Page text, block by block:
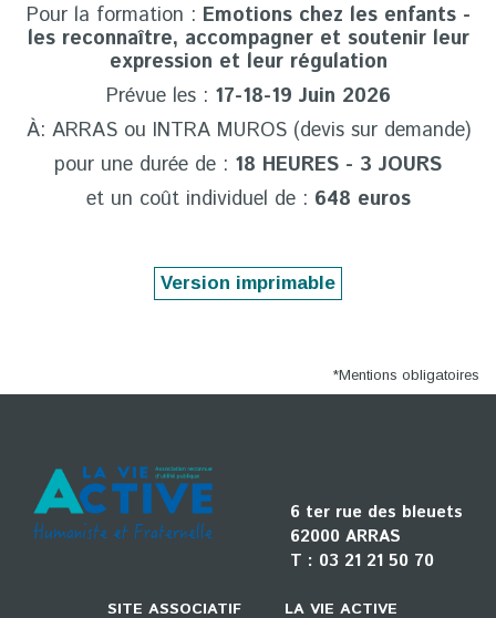
Pour la formation : Emotions chez les enfants -
les reconnaître, accompagner et soutenir leur
expression et leur régulation
Prévue les : 17-18-19 Juin 2026
À: ARRAS ou INTRA MUROS (devis sur demande)
pour une durée de : 18 HEURES - 3 JOURS
et un coût individuel de : 648 euros
*Mentions obligatoires
6 ter rue des bleuets
62000 ARRAS
T : 03 21 21 50 70
SITE ASSOCIATIF LA VIE ACTIVE